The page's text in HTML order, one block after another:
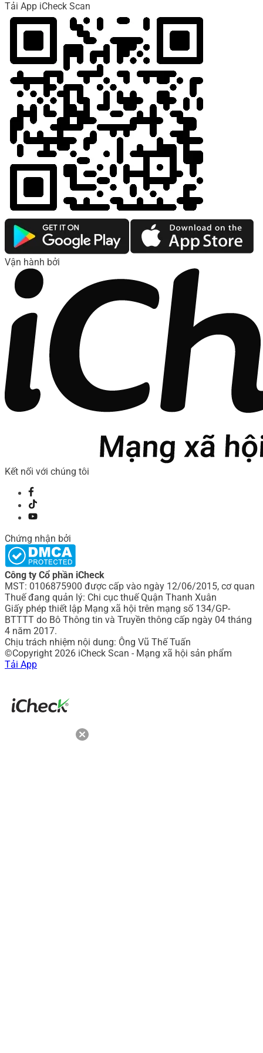
Tải App iCheck Scan
Vận hành bởi
Kết nối với chúng tôi
Chứng nhận bởi
Công ty Cổ phần iCheck
MST: 0106875900 được cấp vào ngày 12/06/2015, cơ quan
Thuế đang quản lý: Chi cục thuế Quận Thanh Xuân
Giấy phép thiết lập Mạng xã hội trên mạng số 134/GP-
BTTTT do Bô Thông tin và Truyền thông cấp ngày 04 tháng
4 năm 2017.
Chịu trách nhiệm nội dung: Ông Vũ Thế Tuấn
©Copyright 2026 iCheck Scan - Mạng xã hội sản phẩm
Tải App